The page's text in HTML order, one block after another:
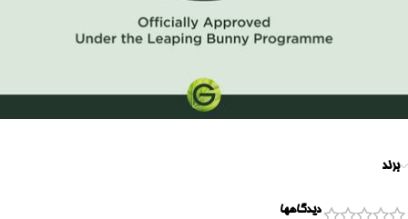
برند
دیدگاهها